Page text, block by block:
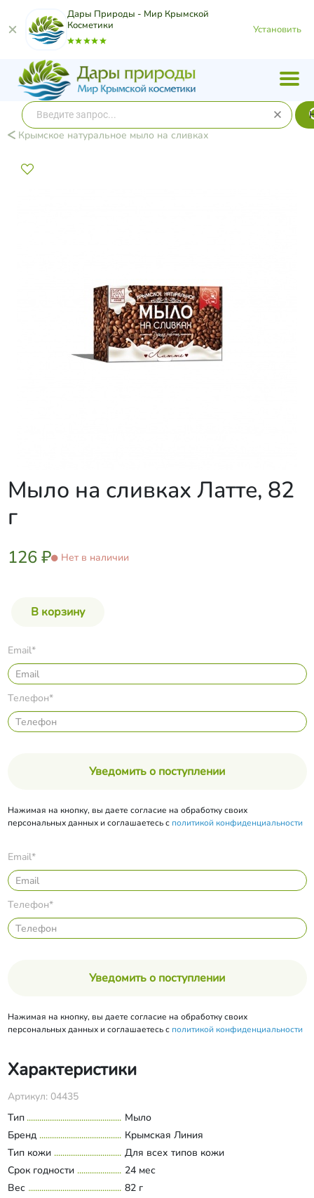
Дары Природы - Мир Крымской
Косметики
Установить
Крымское натуральное мыло на сливках
Мыло на сливках Латте, 82
г
126 ₽ Нет в наличии
Email*
Телефон*
Уведомить о поступлении
Нажимая на кнопку, вы даете согласие на обработку своих
персональных данных и соглашаетесь с политикой конфиденциальности
Email*
Телефон*
Уведомить о поступлении
Нажимая на кнопку, вы даете согласие на обработку своих
персональных данных и соглашаетесь с политикой конфиденциальности
Характеристики
Артикул: 04435
Тип
Мыло
Бренд
Крымская Линия
Тип кожи
Для всех типов кожи
Срок годности
24 мес
Вес
82 г